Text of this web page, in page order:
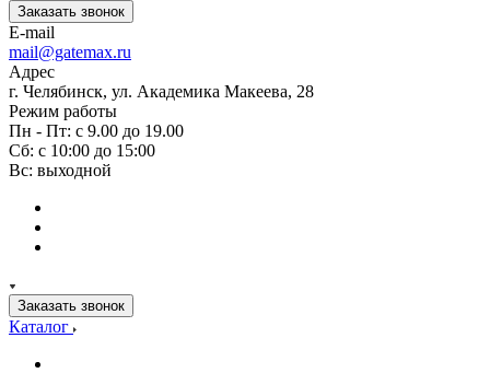
Заказать звонок
E-mail
mail@gatemax.ru
Адрес
г. Челябинск, ул. Академика Макеева, 28
Режим работы
Пн - Пт: с 9.00 до 19.00
Сб: с 10:00 до 15:00
Вс: выходной
Заказать звонок
Каталог